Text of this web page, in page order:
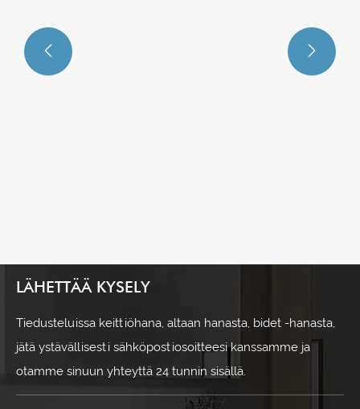
 
LÄHETTÄÄ KYSELY
Tiedusteluissa keittiöhana, altaan hanasta, bidet -hanasta,
jätä ystävällisesti sähköpostiosoitteesi kanssamme ja
otamme sinuun yhteyttä 24 tunnin sisällä.